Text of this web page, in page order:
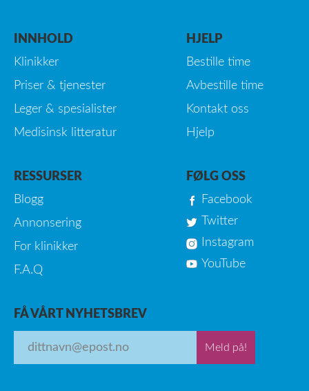
INNHOLD
Klinikker
Priser & tjenester
Leger & spesialister
Medisinsk litteratur
HJELP
Bestille time
Avbestille time
Kontakt oss
Hjelp
RESSURSER
Blogg
Annonsering
For klinikker
F.A.Q
FØLG OSS
Facebook
Twitter
Instagram
YouTube
FÅ VÅRT NYHETSBREV
Meld på!